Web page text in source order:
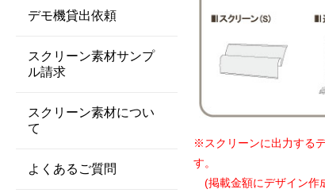
※スクリーンに出力する
す。
(掲載金額にデザイン作
デモ機貸出依頼
スクリーン素材サンプ
ル請求
スクリーン素材につい
て
よくあるご質問